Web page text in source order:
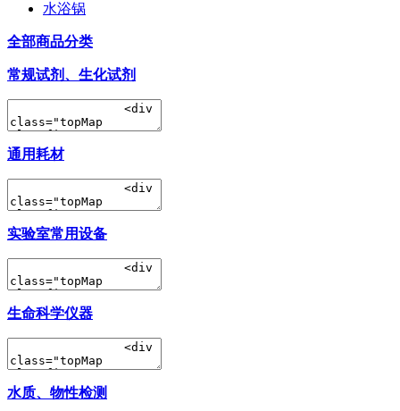
水浴锅
全部商品分类
常规试剂、生化试剂
通用耗材
实验室常用设备
生命科学仪器
水质、物性检测